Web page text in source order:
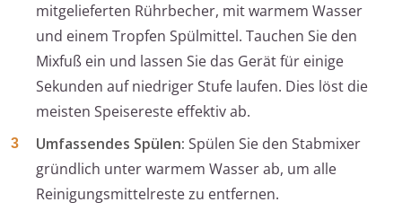
mitgelieferten Rührbecher, mit warmem Wasser
und einem Tropfen Spülmittel. Tauchen Sie den
Mixfuß ein und lassen Sie das Gerät für einige
Sekunden auf niedriger Stufe laufen. Dies löst die
meisten Speisereste effektiv ab.
Umfassendes Spülen: Spülen Sie den Stabmixer
gründlich unter warmem Wasser ab, um alle
Reinigungsmittelreste zu entfernen.